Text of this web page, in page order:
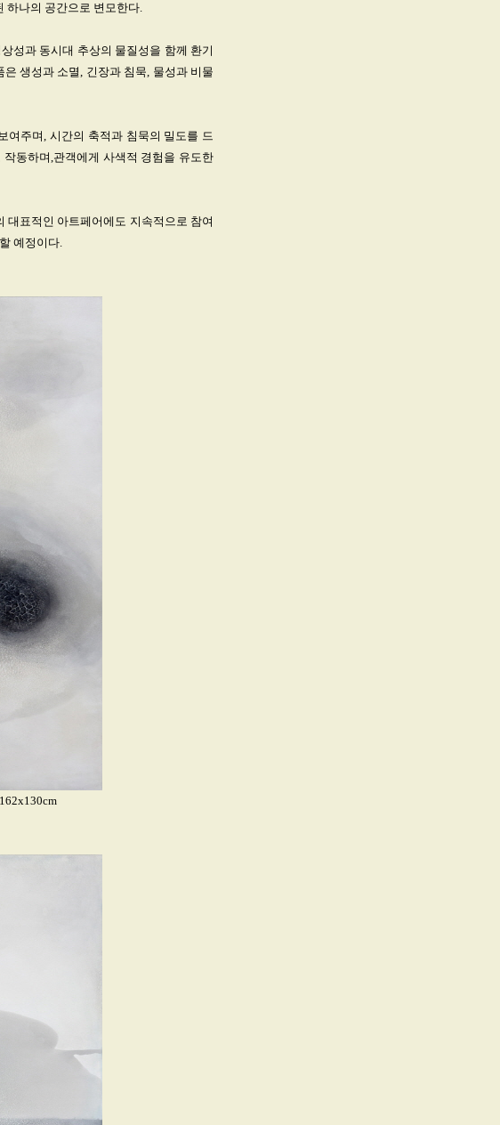
하나의 공간으로 변모한다.
성과 동시대 추상의 물질성을 함께 환기
생성과 소멸, 긴장과 침묵, 물성과 비물
여주며, 시간의 축적과 침묵의 밀도를 드
동하며,관객에게 사색적 경험을 유도한
대표적인 아트페어에도 지속적으로 참여
예정이다.